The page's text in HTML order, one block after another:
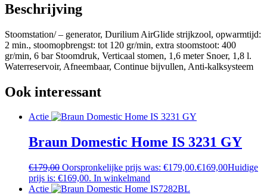
Beschrijving
Stoomstation/ – generator, Durilium AirGlide strijkzool, opwarmtijd:
2 min., stoomopbrengst: tot 120 gr/min, extra stoomstoot: 400
gr/min, 6 bar Stoomdruk, Verticaal stomen, 1,6 meter Snoer, 1,8 l.
Waterreservoir, Afneembaar, Continue bijvullen, Anti-kalksysteem
Ook interessant
Actie
Braun Domestic Home IS 3231 GY
€179,00 Oorspronkelijke prijs was: €179,00.€169,00Huidige
prijs is: €169,00. In winkelmand
Actie